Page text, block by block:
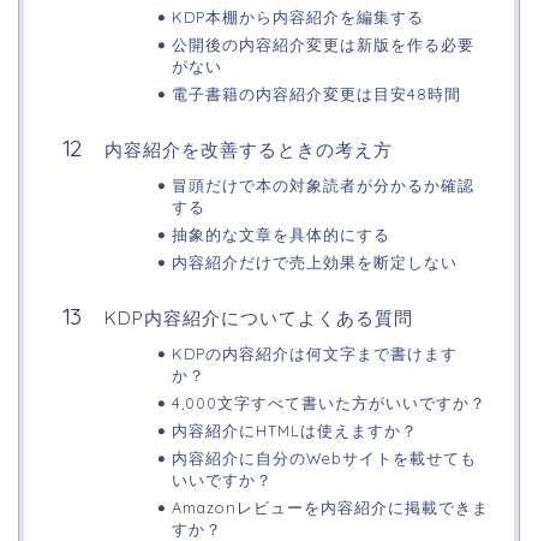
KDP本棚から内容紹介を編集する
公開後の内容紹介変更は新版を作る必要
がない
電子書籍の内容紹介変更は目安48時間
内容紹介を改善するときの考え方
冒頭だけで本の対象読者が分かるか確認
する
抽象的な文章を具体的にする
内容紹介だけで売上効果を断定しない
KDP内容紹介についてよくある質問
KDPの内容紹介は何文字まで書けます
か？
4,000文字すべて書いた方がいいですか？
内容紹介にHTMLは使えますか？
内容紹介に自分のWebサイトを載せても
いいですか？
Amazonレビューを内容紹介に掲載できま
すか？